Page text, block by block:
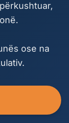
ose na